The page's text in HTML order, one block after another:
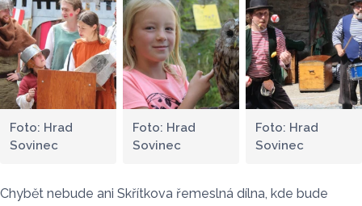
Foto: Hrad
Sovinec
Foto: Hrad
Sovinec
Foto: Hrad
Sovinec
Chybět nebude ani Skřítkova řemeslná dílna, kde bude